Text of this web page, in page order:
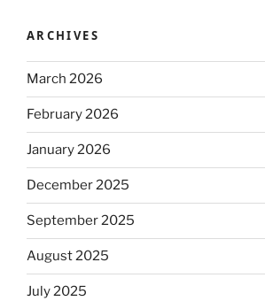
ARCHIVES
March 2026
February 2026
January 2026
December 2025
September 2025
August 2025
July 2025